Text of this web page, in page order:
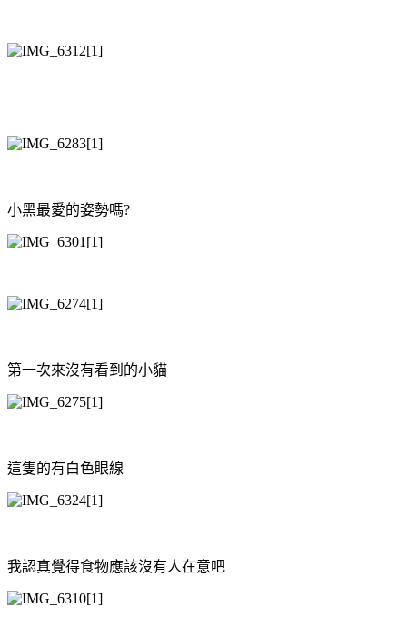
小黑最愛的姿勢嗎?
第一次來沒有看到的小貓
這隻的有白色眼線
我認真覺得食物應該沒有人在意吧